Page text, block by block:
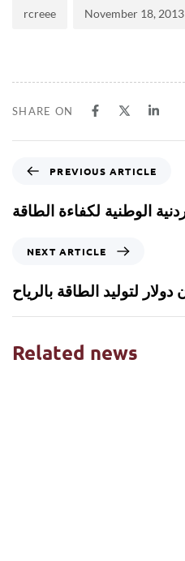
rcreee November 18, 2013
SHARE ON
PREVIOUS ARTICLE
NEXT ARTICLE
Related news